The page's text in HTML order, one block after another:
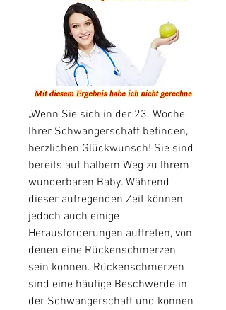
„Wenn Sie sich in der 23. Woche
Ihrer Schwangerschaft befinden,
herzlichen Glückwunsch! Sie sind
bereits auf halbem Weg zu Ihrem
wunderbaren Baby. Während
dieser aufregenden Zeit können
jedoch auch einige
Herausforderungen auftreten, von
denen eine Rückenschmerzen
sein können. Rückenschmerzen
sind eine häufige Beschwerde in
der Schwangerschaft und können